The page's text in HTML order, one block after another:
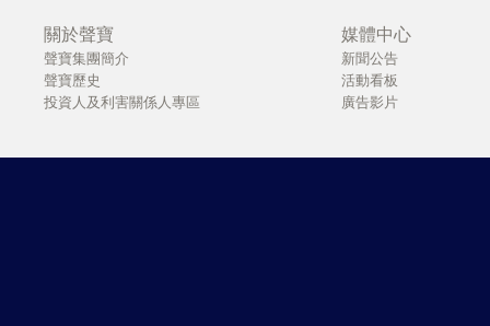
關於聲寶
聲寶集團簡介
聲寶歷史
投資人及利害關係人專區
媒體中心
新聞公告
活動看板
廣告影片